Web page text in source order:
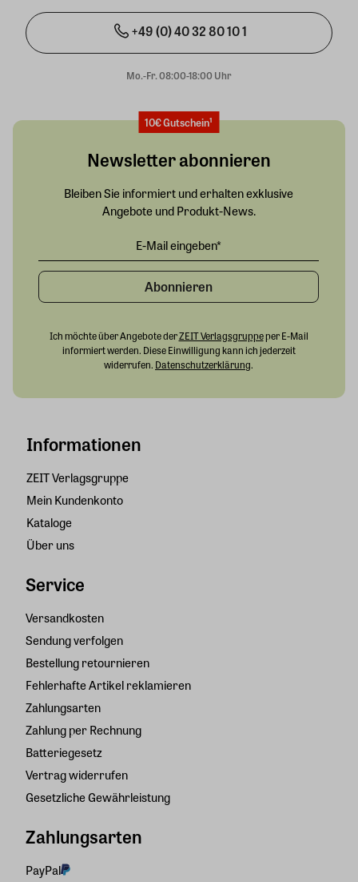
+49 (0) 40 32 80 10 1
Mo.-Fr. 08:00-18:00 Uhr
Informationen
ZEIT Verlagsgruppe
Mein Kundenkonto
Kataloge
Über uns
Service
Versandkosten
Sendung verfolgen
Bestellung retournieren
Fehlerhafte Artikel reklamieren
Zahlungsarten
Zahlung per Rechnung
Batteriegesetz
Vertrag widerrufen
Gesetzliche Gewährleistung
Zahlungsarten
PayPal
10€ Gutschein¹
Newsletter abonnieren
Bleiben Sie informiert und erhalten exklusive
Angebote und Produkt-News.
Abonnieren
Ich möchte über Angebote derZEIT Verlagsgruppeper E-Mail
informiert werden. Diese Einwilligung kann ich jederzeit
widerrufen. Datenschutzerklärung.